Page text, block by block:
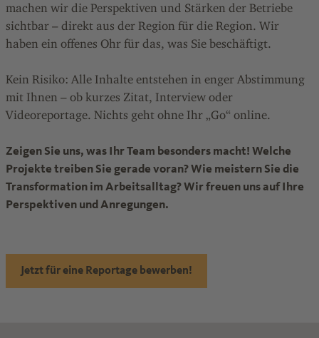
machen wir die Perspektiven und Stärken der Betriebe
sichtbar – direkt aus der Region für die Region. Wir
haben ein offenes Ohr für das, was Sie beschäftigt.
Kein Risiko: Alle Inhalte entstehen in enger Abstimmung
mit Ihnen – ob kurzes Zitat, Interview oder
Videoreportage. Nichts geht ohne Ihr „Go“ online.
Zeigen Sie uns, was Ihr Team besonders macht! Welche
Projekte treiben Sie gerade voran? Wie meistern Sie die
Transformation im Arbeitsalltag? Wir freuen uns auf Ihre
Perspektiven und Anregungen.
Jetzt für eine Reportage bewerben!